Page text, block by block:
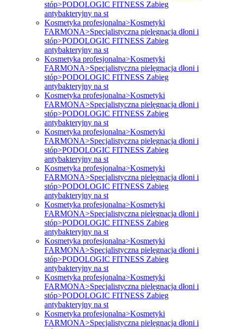
stóp>PODOLOGIC FITNESS Zabieg
antybakteryjny na st
Kosmetyka profesjonalna>Kosmetyki
FARMONA>Specjalistyczna pielęgnacja dłoni i
stóp>PODOLOGIC FITNESS Zabieg
antybakteryjny na st
Kosmetyka profesjonalna>Kosmetyki
FARMONA>Specjalistyczna pielęgnacja dłoni i
stóp>PODOLOGIC FITNESS Zabieg
antybakteryjny na st
Kosmetyka profesjonalna>Kosmetyki
FARMONA>Specjalistyczna pielęgnacja dłoni i
stóp>PODOLOGIC FITNESS Zabieg
antybakteryjny na st
Kosmetyka profesjonalna>Kosmetyki
FARMONA>Specjalistyczna pielęgnacja dłoni i
stóp>PODOLOGIC FITNESS Zabieg
antybakteryjny na st
Kosmetyka profesjonalna>Kosmetyki
FARMONA>Specjalistyczna pielęgnacja dłoni i
stóp>PODOLOGIC FITNESS Zabieg
antybakteryjny na st
Kosmetyka profesjonalna>Kosmetyki
FARMONA>Specjalistyczna pielęgnacja dłoni i
stóp>PODOLOGIC FITNESS Zabieg
antybakteryjny na st
Kosmetyka profesjonalna>Kosmetyki
FARMONA>Specjalistyczna pielęgnacja dłoni i
stóp>PODOLOGIC FITNESS Zabieg
antybakteryjny na st
Kosmetyka profesjonalna>Kosmetyki
FARMONA>Specjalistyczna pielęgnacja dłoni i
stóp>PODOLOGIC FITNESS Zabieg
antybakteryjny na st
Kosmetyka profesjonalna>Kosmetyki
FARMONA>Specjalistyczna pielęgnacja dłoni i